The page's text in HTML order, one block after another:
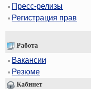
Пресс-релизы
Регистрация прав
Работа
Вакансии
Резюме
Кабинет